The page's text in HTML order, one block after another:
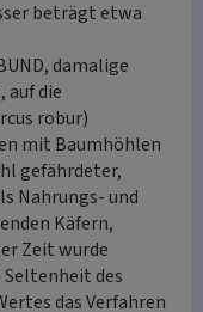
beträgt etwa
damalige
auf die
robur)
mit Baumhöhlen
gefährdeter,
Nahrungs- und
Käfern,
Zeit wurde
des
das Verfahren